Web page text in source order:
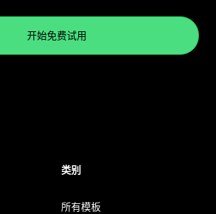
开始免费试用
类别
所有模板